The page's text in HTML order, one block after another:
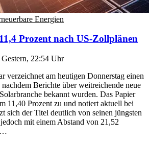
Energien
Prozent nach US-Zollplänen
Gestern, 22:54 Uhr
verzeichnet am heutigen Donnerstag einen
Berichte über weitreichende neue
bekannt wurden. Das Papier
11,40 Prozent zu und notiert aktuell bei
sich der Titel deutlich von seinen jüngsten
mit einem Abstand von 21,52